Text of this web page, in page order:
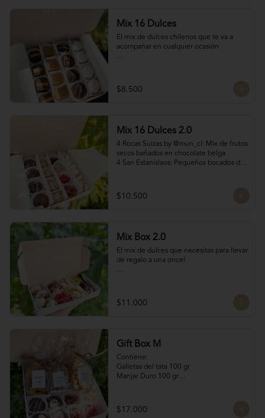
Mix 16 Dulces
El mix de dulces chilenos que te va a
acompañar en cualquier ocasión
4 mini chilenitos
4 Bocados Taratchi: Mantequilla de maní
4 Bocados de manjar duro
SI NECESITAS MÁS DE 10 UNIDADES
escríbenos por WhatsApp o Instagram
para confirmar stock (nuestros productos
$8.500
Mix 16 Dulces 2.0
4 Rocas Suizas by @mun_cl: Mix de frutos
secos bañados en chocolate belga
4 San Estanislaos: Pequeños bocados de
rellenos con manjar blanco
4 Volcanes Ckachi
$10.500
Mix Box 2.0
El mix de dulces que necesitas para llevar
de regalo a una once!
4 Rocas Suizas by @mun_cl: Mix de frutos
secos bañados en chocolate francés
$11.000
Gift Box M
Contiene:
Galletas del tata 100 gr
Manjar Duro 100 gr
4 Rocas Suizas
$17.000